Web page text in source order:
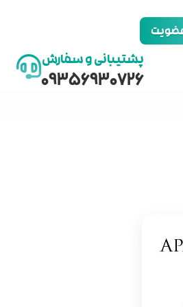
پشتیبانی و سفارش
09356930726